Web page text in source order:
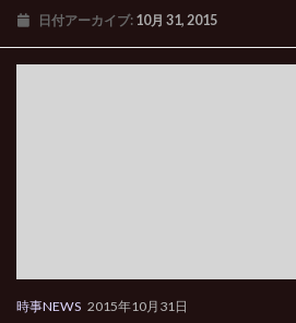
日付アーカイブ: 10月 31, 2015
時事NEWS 2015年10月31日